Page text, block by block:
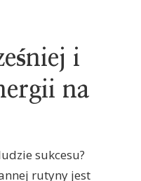
i
na
sukcesu?
rutyny jest